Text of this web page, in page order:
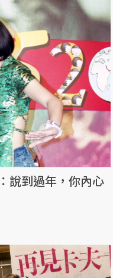
說到過年，你內心